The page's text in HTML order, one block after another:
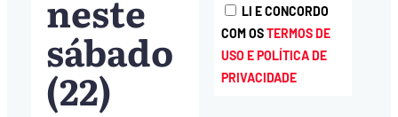
neste
sábado
(22)
LI E CONCORDO
COM OSTERMOS DE
USO E POLÍTICA DE
PRIVACIDADE